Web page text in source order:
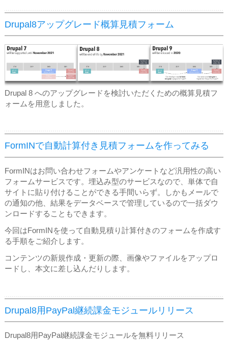
Drupal8アップグレード概算見積フォーム
Drupal 8 へのアップグレードを検討いただくための概算見積フ
ォームを用意しました。
FormINで自動計算付き見積フォームを作ってみる
FormINはお問い合わせフォームやアンケートなど汎用性の高い
フォームサービスです。埋込み型のサービスなので、単体で自
サイトに貼り付けることができる手間いらず。しかもメールで
の通知の他、結果をデータベースで管理しているので一括ダウ
ンロードすることもできます。
今回はFormINを使って自動見積り計算付きのフォームを作成す
る手順をご紹介します。
コンテンツの新規作成・更新の際、画像やファイルをアップロ
ードし、本文に差し込んだりします。
Drupal8用PayPal継続課金モジュールリリース
Drupal8用PayPal継続課金モジュールを無料リリース